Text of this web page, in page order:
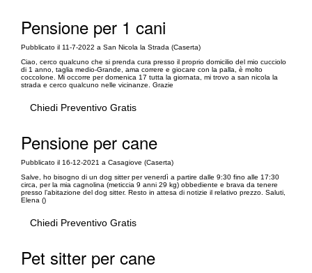
Pensione per 1 cani
Pubblicato il 11-7-2022 a San Nicola la Strada (Caserta)
Ciao, cerco qualcuno che si prenda cura presso il proprio domicilio del mio cucciolo
di 1 anno, taglia medio-Grande, ama correre e giocare con la palla, è molto
coccolone. Mi occorre per domenica 17 tutta la giornata, mi trovo a san nicola la
strada e cerco qualcuno nelle vicinanze. Grazie
Chiedi Preventivo Gratis
Pensione per cane
Pubblicato il 16-12-2021 a Casagiove (Caserta)
Salve, ho bisogno di un dog sitter per venerdì a partire dalle 9:30 fino alle 17:30
circa, per la mia cagnolina (meticcia 9 anni 29 kg) obbediente e brava da tenere
presso l’abitazione del dog sitter. Resto in attesa di notizie il relativo prezzo. Saluti,
Elena ()
Chiedi Preventivo Gratis
Pet sitter per cane